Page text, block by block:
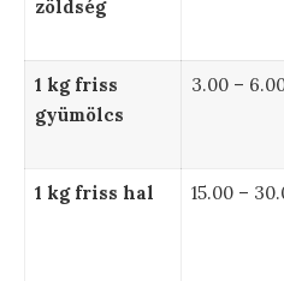
zöldség
1 kg friss
gyümölcs
3.00 –
1 kg friss hal 15.00 –